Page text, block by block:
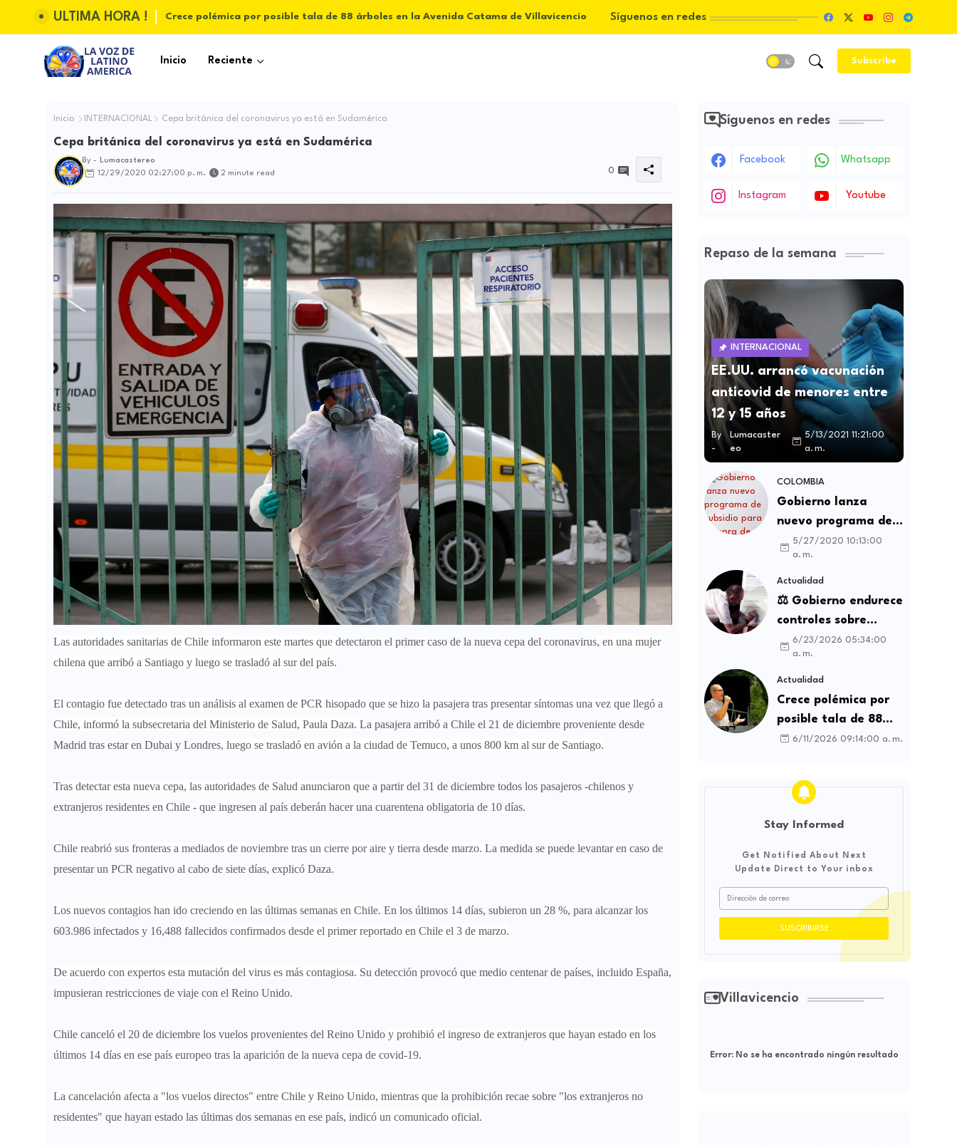
ULTIMA HORA ! Crece polémica por posible tala de 88 árboles en la Avenida Catama de Villavicencio Síguenos en redes
Inicio Reciente Subscribe
Inicio INTERNACIONAL Cepa británica del coronavirus ya está en Sudamérica
Cepa británica del coronavirus ya está en Sudamérica
By -
Lumacastereo
12/29/2020 02:27:00 p. m.
2 minute read 0
Las autoridades sanitarias de Chile informaron este martes que detectaron el primer caso de la nueva cepa del coronavirus, en una mujer
chilena que arribó a Santiago y luego se trasladó al sur del país.
El contagio fue detectado tras un análisis al examen de PCR hisopado que se hizo la pasajera tras presentar síntomas una vez que llegó a
Chile, informó la subsecretaria del Ministerio de Salud, Paula Daza. La pasajera arribó a Chile el 21 de diciembre proveniente desde
Madrid tras estar en Dubai y Londres, luego se trasladó en avión a la ciudad de Temuco, a unos 800 km al sur de Santiago.
Tras detectar esta nueva cepa, las autoridades de Salud anunciaron que a partir del 31 de diciembre todos los pasajeros -chilenos y
extranjeros residentes en Chile - que ingresen al país deberán hacer una cuarentena obligatoria de 10 días.
Chile reabrió sus fronteras a mediados de noviembre tras un cierre por aire y tierra desde marzo. La medida se puede levantar en caso de
presentar un PCR negativo al cabo de siete días, explicó Daza.
Los nuevos contagios han ido creciendo en las últimas semanas en Chile. En los últimos 14 días, subieron un 28 %, para alcanzar los
603.986 infectados y 16,488 fallecidos confirmados desde el primer reportado en Chile el 3 de marzo.
De acuerdo con expertos esta mutación del virus es más contagiosa. Su detección provocó que medio centenar de países, incluido España,
impusieran restricciones de viaje con el Reino Unido.
Chile canceló el 20 de diciembre los vuelos provenientes del Reino Unido y prohibió el ingreso de extranjeros que hayan estado en los
últimos 14 días en ese país europeo tras la aparición de la nueva cepa de covid-19.
La cancelación afecta a "los vuelos directos" entre Chile y Reino Unido, mientras que la prohibición recae sobre "los extranjeros no
residentes" que hayan estado las últimas dos semanas en ese país, indicó un comunicado oficial.
Síguenos en redes
Facebook Whatsapp
Instagram Youtube
Repaso de la semana
INTERNACIONAL
EE.UU. arrancó vacunación
anticovid de menores entre
12 y 15 años
By
-
Lumacaster
eo
5/13/2021 11:21:00
a. m.
COLOMBIA
Gobierno lanza
nuevo programa de
subsidio para compra
de vivienda VIS y no
VIS
5/27/2020 10:13:00
a. m.
Actualidad
⚖️ Gobierno endurece
controles sobre
contratos sindicales
y busca frenar la
intermediación
laboral ilegal
6/23/2026 05:34:00
a. m.
Actualidad
Crece polémica por
posible tala de 88
árboles en la
6/11/2026 09:14:00 a. m.
Stay Informed
Get Notified About Next
Update Direct to Your inbox
Villavicencio
Error:No se ha encontrado ningún resultado